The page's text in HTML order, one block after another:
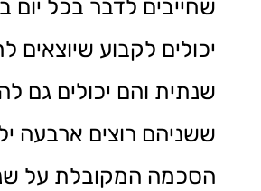
שחייבים לדבר בכל יום
יכולים לקבוע שיוצאים
שנתית והם יכולים גם
ששניהם רוצים ארבעה
הסכמה המקובלת על